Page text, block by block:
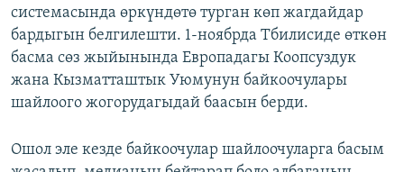
системасында өркүндөтө турган көп жагдайдар
бардыгын белгилешти. 1-ноябрда Тбилисиде өткөн
басма сөз жыйынында Европадагы Коопсуздук
жана Кызматташтык Уюмунун байкоочулары
шайлоого жогорудагыдай баасын берди.
Ошол эле кезде байкоочулар шайлоочуларга басым